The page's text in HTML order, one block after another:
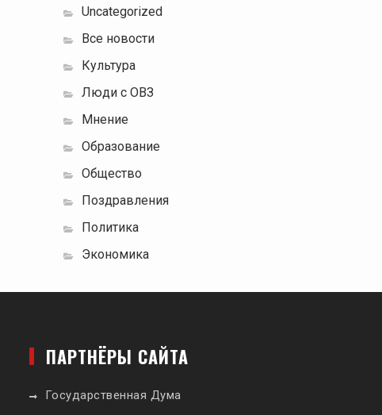
Uncategorized
Все новости
Культура
Люди с ОВЗ
Мнение
Образование
Общество
Поздравления
Политика
Экономика
ПАРТНЁРЫ САЙТА
Государственная Дума